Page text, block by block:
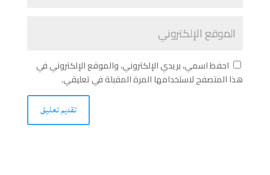
احفظ اسمي، بريدي الإلكتروني، والموقع الإلكتروني في
هذا المتصفح لاستخدامها المرة المقبلة في تعليقي.